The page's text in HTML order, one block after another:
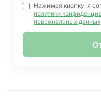
Нажимая кнопку, я
политики
персональных данных